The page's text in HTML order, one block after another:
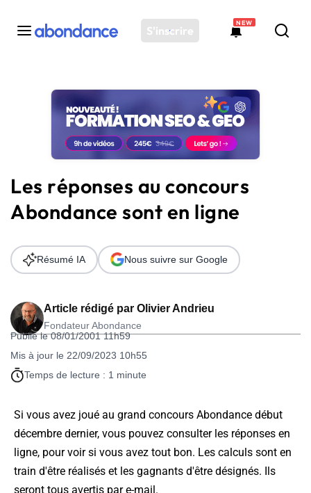
S'inscrire
NEW
Toutes les actus
Actus SEO
Plateforme
Solutions
Ressources
Audit SEO
Les réponses au concours
Abondance sont en ligne
Article rédigé par Olivier Andrieu
Fondateur Abondance
Publié le 08/01/2001 11h59
Mis à jour le 22/09/2023 10h55
Temps de lecture : 1 minute
Résumé IA Nous suivre sur Google
Si vous avez joué au grand concours Abondance début
décembre dernier, vous pouvez consulter les réponses en
ligne, pour voir si vous avez tout bon. Les calculs sont en
train d'être réalisés et les gagnants d'être désignés. Ils
seront tous avertis par e-mail.